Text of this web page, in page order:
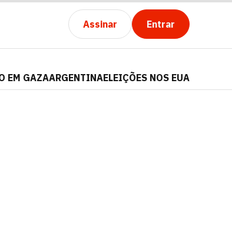
Assinar Entrar
EM GAZAARGENTINAELEIÇÕES NOS EUA